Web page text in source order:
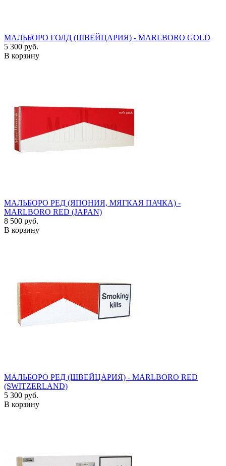
МАЛЬБОРО ГОЛД (ШВЕЙЦАРИЯ) - MARLBORO GOLD
5 300 руб.
В корзину
МАЛЬБОРО РЕД (ЯПОНИЯ, МЯГКАЯ ПАЧКА) -
MARLBORO RED (JAPAN)
8 500 руб.
В корзину
МАЛЬБОРО РЕД (ШВЕЙЦАРИЯ) - MARLBORO RED
(SWITZERLAND)
5 300 руб.
В корзину